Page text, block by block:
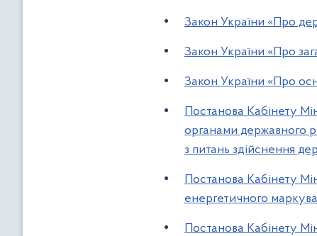
Закон України «Про
Закон України «Про
Закон України «Про
Постанова Кабінету
органами державного
з питань здійснення
Постанова Кабінету
енергетичного
Постанова Кабінету